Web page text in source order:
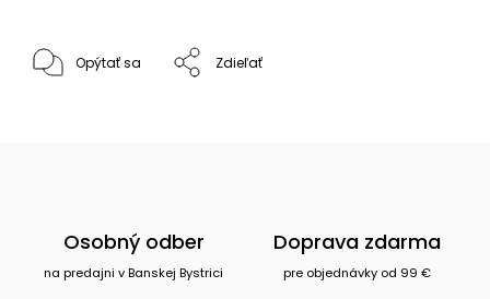
Opýtať sa Zdieľať
Osobný odber
na predajni v Banskej Bystrici
Doprava zdarma
pre objednávky od 99 €